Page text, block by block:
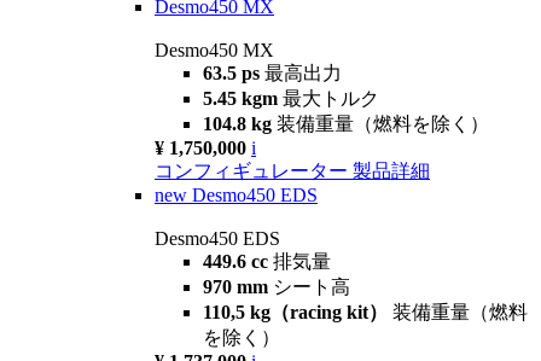
Desmo450 MX
Desmo450 MX
63.5 ps 最高出力
5.45 kgm 最大トルク
104.8 kg 装備重量（燃料を除く）
¥ 1,750,000 i
コンフィギュレーター 製品詳細
new Desmo450 EDS
Desmo450 EDS
449.6 cc 排気量
970 mm シート高
110,5 kg（racing kit） 装備重量（燃料
を除く）